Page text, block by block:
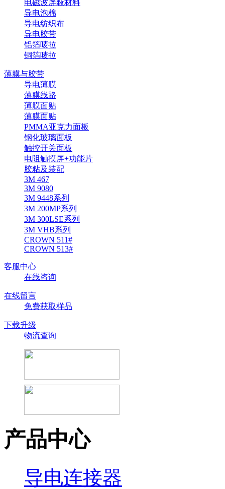
电磁波屏蔽材料
导电泡棉
导电纺织布
导电胶带
铝箔唛拉
铜箔唛拉
薄膜与胶带
导电薄膜
薄膜线路
薄膜面贴
薄膜面贴
PMMA亚克力面板
钢化玻璃面板
触控开关面板
电阻触摸屏+功能片
胶粘及装配
3M 467
3M 9080
3M 9448系列
3M 200MP系列
3M 300LSE系列
3M VHB系列
CROWN 511#
CROWN 513#
客服中心
在线咨询
在线留言
免费获取样品
下载升级
物流查询
产品中心
导电连接器